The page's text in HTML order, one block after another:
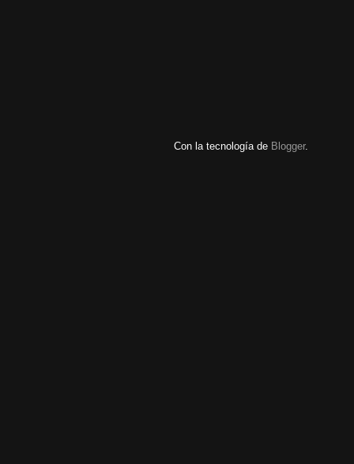
Con la tecnología de Blogger.